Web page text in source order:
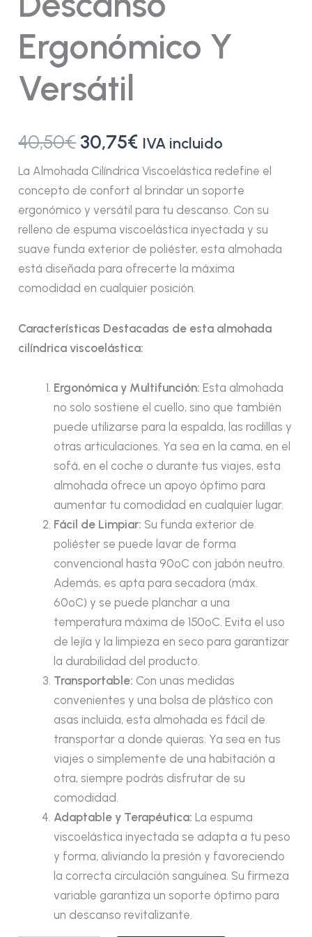
Ergonómico Y
Versátil
40,50€ 30,75€ IVA incluido
La Almohada Cilíndrica Viscoelástica redefine el
concepto de confort al brindar un soporte
ergonómico y versátil para tu descanso. Con su
relleno de espuma viscoelástica inyectada y su
suave funda exterior de poliéster, esta almohada
está diseñada para ofrecerte la máxima
comodidad en cualquier posición.
Características Destacadas de esta almohada
cilíndrica viscoelástica:
Ergonómica y Multifunción: Esta almohada
no solo sostiene el cuello, sino que también
puede utilizarse para la espalda, las rodillas y
otras articulaciones. Ya sea en la cama, en el
sofá, en el coche o durante tus viajes, esta
almohada ofrece un apoyo óptimo para
aumentar tu comodidad en cualquier lugar.
Fácil de Limpiar: Su funda exterior de
poliéster se puede lavar de forma
convencional hasta 90ºC con jabón neutro.
Además, es apta para secadora (máx.
60ºC) y se puede planchar a una
temperatura máxima de 150ºC. Evita el uso
de lejía y la limpieza en seco para garantizar
la durabilidad del producto.
Transportable: Con unas medidas
convenientes y una bolsa de plástico con
asas incluida, esta almohada es fácil de
transportar a donde quieras. Ya sea en tus
viajes o simplemente de una habitación a
otra, siempre podrás disfrutar de su
comodidad.
Adaptable y Terapéutica: La espuma
viscoelástica inyectada se adapta a tu peso
y forma, aliviando la presión y favoreciendo
la correcta circulación sanguínea. Su firmeza
variable garantiza un soporte óptimo para
un descanso revitalizante.